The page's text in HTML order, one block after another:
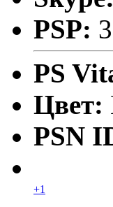
PSP:
PS
Цвет:
PSN
+1